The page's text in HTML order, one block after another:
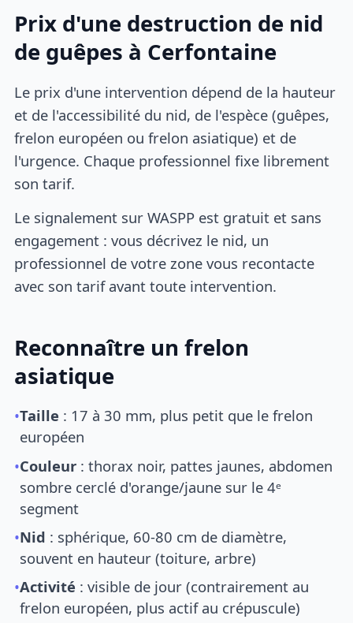
Prix d'une destruction de nid
de guêpes à Cerfontaine
Le prix d'une intervention dépend de la hauteur
et de l'accessibilité du nid, de l'espèce (guêpes,
frelon européen ou frelon asiatique) et de
l'urgence. Chaque professionnel fixe librement
son tarif.
Le signalement sur WASPP est gratuit et sans
engagement : vous décrivez le nid, un
professionnel de votre zone vous recontacte
avec son tarif avant toute intervention.
Reconnaître un frelon
asiatique
•Taille : 17 à 30 mm, plus petit que le frelon
européen
•Couleur : thorax noir, pattes jaunes, abdomen
sombre cerclé d'orange/jaune sur le 4ᵉ
segment
•Nid : sphérique, 60-80 cm de diamètre,
souvent en hauteur (toiture, arbre)
•Activité : visible de jour (contrairement au
frelon européen, plus actif au crépuscule)